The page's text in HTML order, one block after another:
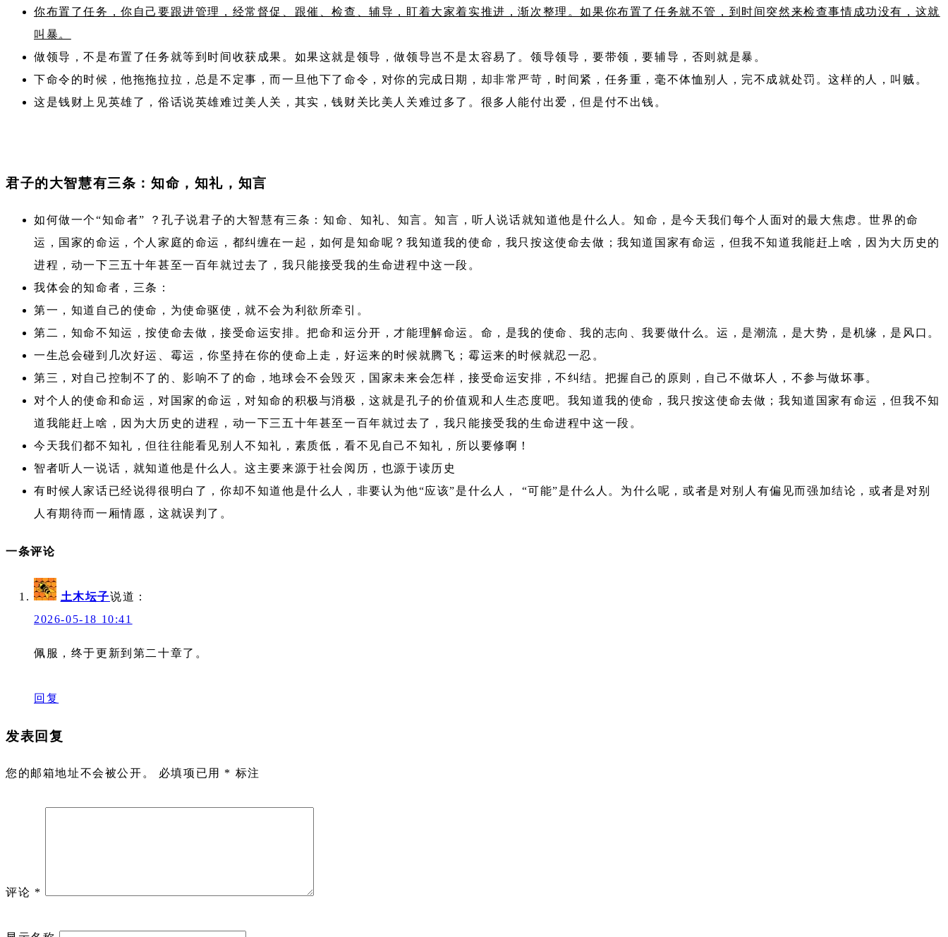
你布置了任务，你自己要跟进管理，经常督促、跟催、检查、辅导，盯着大家着实推进，渐次整理。如果你布置了任务就不管，到时间突然来检查事情成功没有，这就
叫暴。
做领导，不是布置了任务就等到时间收获成果。如果这就是领导，做领导岂不是太容易了。领导领导，要带领，要辅导，否则就是暴。
下命令的时候，他拖拖拉拉，总是不定事，而一旦他下了命令，对你的完成日期，却非常严苛，时间紧，任务重，毫不体恤别人，完不成就处罚。这样的人，叫贼。
这是钱财上见英雄了，俗话说英雄难过美人关，其实，钱财关比美人关难过多了。很多人能付出爱，但是付不出钱。
君子的大智慧有三条：知命，知礼，知言
如何做一个“知命者” ？孔子说君子的大智慧有三条：知命、知礼、知言。知言，听人说话就知道他是什么人。知命，是今天我们每个人面对的最大焦虑。世界的命
运，国家的命运，个人家庭的命运，都纠缠在一起，如何是知命呢？我知道我的使命，我只按这使命去做；我知道国家有命运，但我不知道我能赶上啥，因为大历史的
进程，动一下三五十年甚至一百年就过去了，我只能接受我的生命进程中这一段。
我体会的知命者，三条：
第一，知道自己的使命，为使命驱使，就不会为利欲所牵引。
第二，知命不知运，按使命去做，接受命运安排。把命和运分开，才能理解命运。命，是我的使命、我的志向、我要做什么。运，是潮流，是大势，是机缘，是风口。
一生总会碰到几次好运、霉运，你坚持在你的使命上走，好运来的时候就腾飞；霉运来的时候就忍一忍。
第三，对自己控制不了的、影响不了的命，地球会不会毁灭，国家未来会怎样，接受命运安排，不纠结。把握自己的原则，自己不做坏人，不参与做坏事。
对个人的使命和命运，对国家的命运，对知命的积极与消极，这就是孔子的价值观和人生态度吧。我知道我的使命，我只按这使命去做；我知道国家有命运，但我不知
道我能赶上啥，因为大历史的进程，动一下三五十年甚至一百年就过去了，我只能接受我的生命进程中这一段。
今天我们都不知礼，但往往能看见别人不知礼，素质低，看不见自己不知礼，所以要修啊！
智者听人一说话，就知道他是什么人。这主要来源于社会阅历，也源于读历史
有时候人家话已经说得很明白了，你却不知道他是什么人，非要认为他“应该”是什么人， “可能”是什么人。为什么呢，或者是对别人有偏见而强加结论，或者是对别
人有期待而一厢情愿，这就误判了。
一条评论
土木坛子说道：
2026-05-18 10:41
佩服，终于更新到第二十章了。
回复
发表回复
您的邮箱地址不会被公开。 必填项已用 * 标注
评论 *